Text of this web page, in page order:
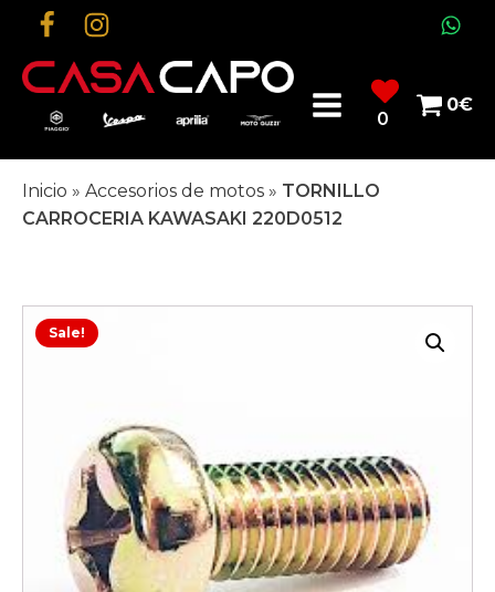
0
0€
Inicio » Accesorios de motos » TORNILLO
CARROCERIA KAWASAKI 220D0512
Sale!